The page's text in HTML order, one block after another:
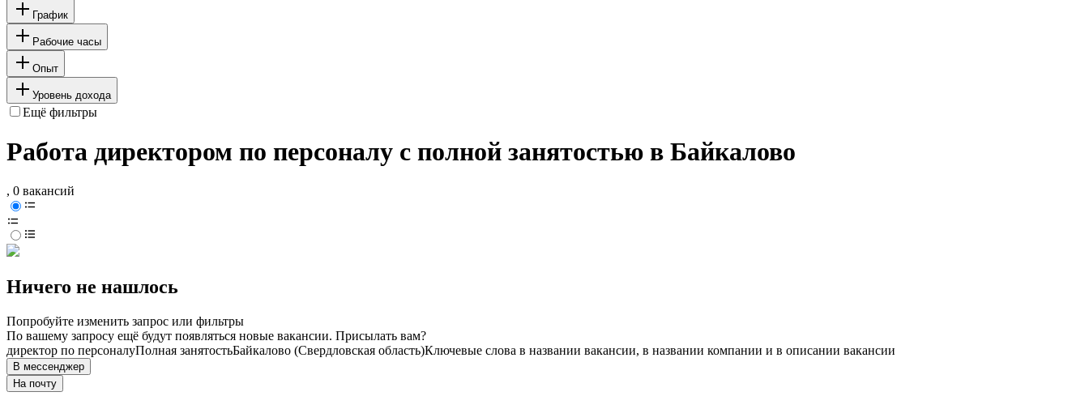
График
Рабочие часы
Опыт
Уровень дохода
Ещё фильтры
Работа директором по персоналу с полной занятостью в Байкалово
, 0 вакансий
Ничего не нашлось
Попробуйте изменить запрос или фильтры
По вашему запросу ещё будут появляться новые вакансии. Присылать вам?
директор по персоналуПолная занятостьБайкалово (Свердловская область)Ключевые слова в названии вакансии, в названии компании и в описании вакансии
В мессенджер
На почту